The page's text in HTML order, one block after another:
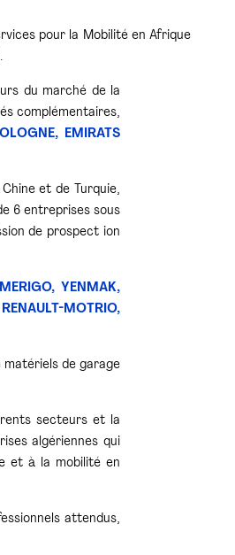
pour la Mobilité en Afrique
du marché de la
complémentaires,
EMIRATS
et de Turquie,
6 entreprises sous
de prospect ion
YENMAK,
MOTRIO,
de garage
secteurs et la
algériennes qui
et à la mobilité en
attendus,